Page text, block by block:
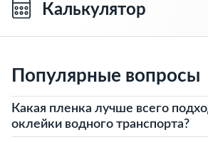
Калькулятор
Популярные вопросы
Какая пленка лучше всего
оклейки водного транспорта?